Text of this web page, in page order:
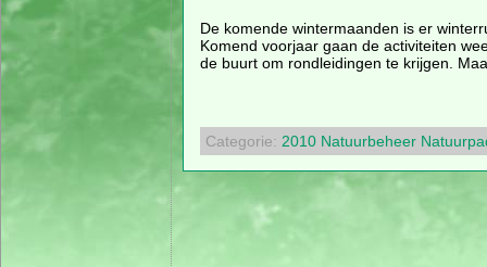
De komende wintermaanden is er
Komend voorjaar gaan de activiteiten
de buurt om rondleidingen te krijgen.
Categorie: 2010 Natuurbeheer